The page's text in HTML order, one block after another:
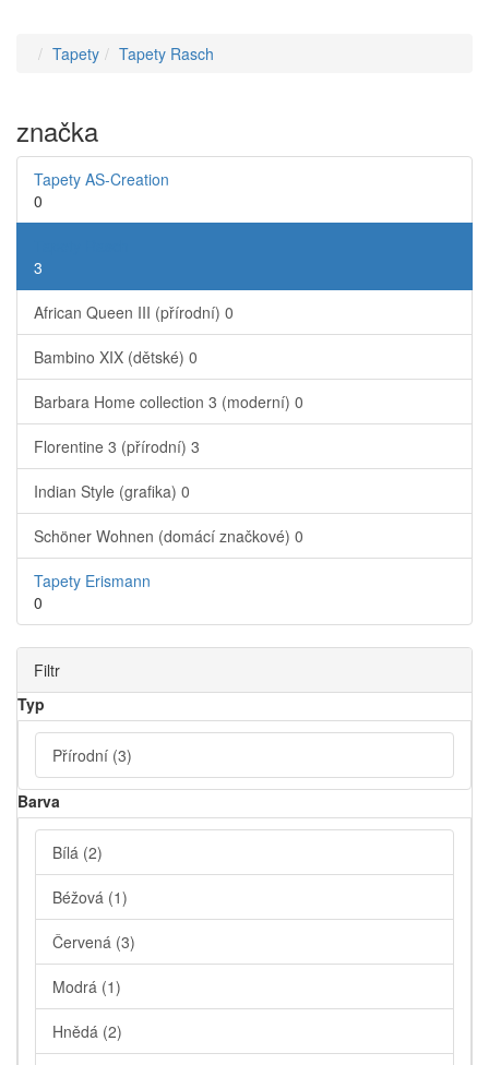
Tapety Tapety Rasch
značka
Tapety AS-Creation
0
3
African Queen III (přírodní) 0
Bambino XIX (dětské) 0
Barbara Home collection 3 (moderní) 0
Florentine 3 (přírodní) 3
Indian Style (grafika) 0
Schöner Wohnen (domácí značkové) 0
Tapety Erismann
0
Filtr
Typ
Přírodní (3)
Barva
Bílá (2)
Béžová (1)
Červená (3)
Modrá (1)
Hnědá (2)